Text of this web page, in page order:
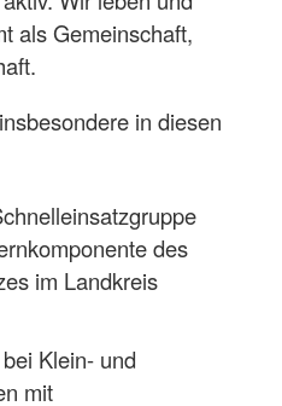
als Gemeinschaft,
in diesen
des
im Landkreis
Klein- und
mit